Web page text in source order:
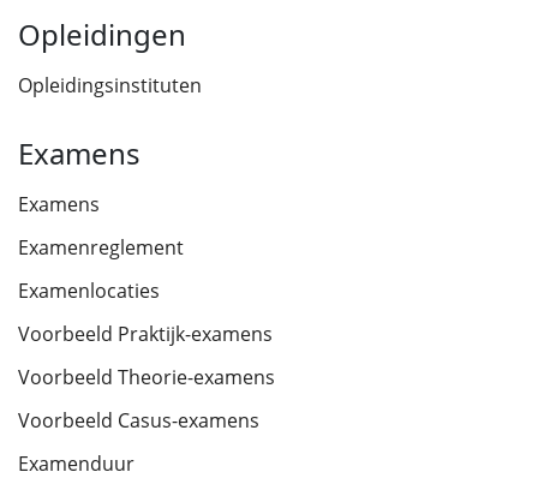
Opleidingen
Opleidingsinstituten
Examens
Examens
Examenreglement
Examenlocaties
Voorbeeld Praktijk-examens
Voorbeeld Theorie-examens
Voorbeeld Casus-examens
Examenduur